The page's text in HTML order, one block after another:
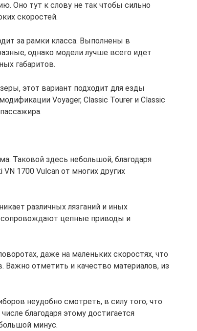
Оно тут к слову не так чтобы сильно
скоростей.
за рамки класса. Выполнены в
однако модели лучше всего идет
габаритов.
этот вариант подходит для езды
Voyager, Classic Tourer и Classic
Таковой здесь небольшой, благодаря
1700 Vulcan от многих других
различных лязганий и иных
сопровождают цепные приводы и
даже на маленьких скоростях, что
Важно отметить и качество материалов, из
неудобно смотреть, в силу того, что
благодаря этому достигается
минус.